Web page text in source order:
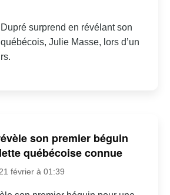
surprend en révélant son
Julie Masse, lors d’un
son premier béguin
québécoise connue
février à 01:39